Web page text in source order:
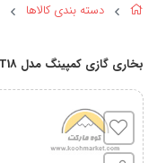
دسته بندی کالاها
بخاری گازی کمپینگ مدل T18